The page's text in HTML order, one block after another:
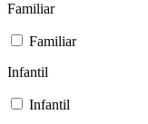
Familiar
Familiar
Infantil
Infantil